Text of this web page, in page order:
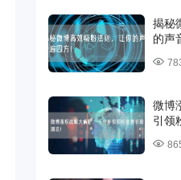
揭秘
的声
微博
引领